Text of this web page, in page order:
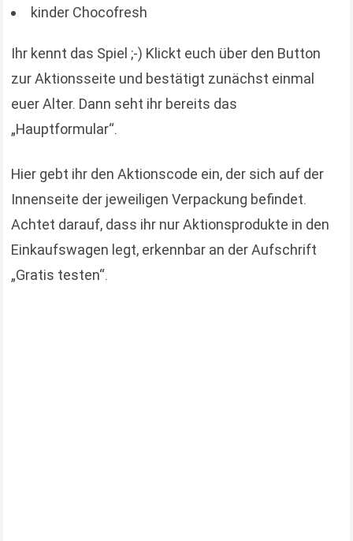
kinder Chocofresh
Ihr kennt das Spiel ;-) Klickt euch über den Button
zur Aktionsseite und bestätigt zunächst einmal
euer Alter. Dann seht ihr bereits das
„Hauptformular“.
Hier gebt ihr den Aktionscode ein, der sich auf der
Innenseite der jeweiligen Verpackung befindet.
Achtet darauf, dass ihr nur Aktionsprodukte in den
Einkaufswagen legt, erkennbar an der Aufschrift
„Gratis testen“.